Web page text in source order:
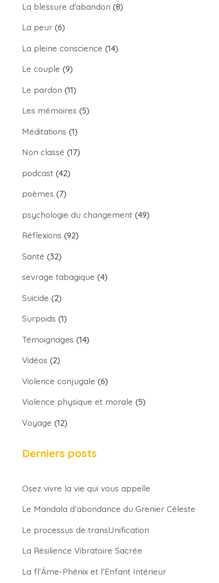
La blessure d'abandon (8)
La peur(6)
La pleine conscience (14)
Le couple (9)
Le pardon (11)
Les mémoires (5)
Méditations (1)
Non classé (17)
podcast(42)
poèmes (7)
psychologie du changement(49)
Réflexions (92)
Santé (32)
sevrage tabagique (4)
Suicide (2)
Surpoids (1)
Témoignages (14)
Vidéos (2)
Violence conjugale (6)
Violence physique et morale (5)
Voyage (12)
Derniers posts
Osez vivre la vie qui vous appelle
Le Mandala d’abondance du Grenier Céleste
Le processus de transUnification
La Résilience Vibratoire Sacrée
La fl’Âme-Phénix et l’Enfant Intérieur